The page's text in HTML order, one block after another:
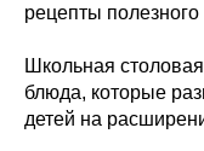
рецепты
Школьная
блюда, которые
детей на